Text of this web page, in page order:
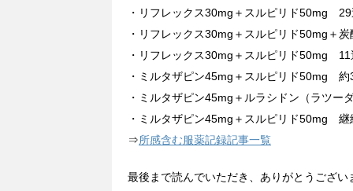
・リフレックス30mg＋スルピリド50mg
・リフレックス30mg＋スルピリド50mg＋
・リフレックス30mg＋スルピリド50mg
・ミルタザピン45mg＋スルピリド50mg
・ミルタザピン45mg＋ルラシドン（ラツ
・ミルタザピン45mg＋スルピリド50mg
⇒所感含む服薬記録記事一覧
最後まで読んでいただき、ありがとうござい